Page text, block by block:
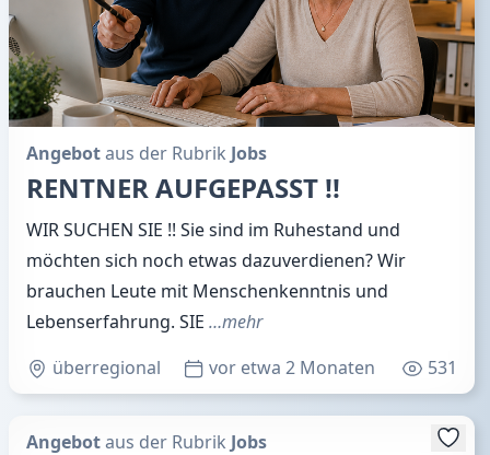
Angebotaus der Rubrik Jobs
RENTNER AUFGEPASST !!
WIR SUCHEN SIE !! Sie sind im Ruhestand und
möchten sich noch etwas dazuverdienen? Wir
brauchen Leute mit Menschenkenntnis und
Lebenserfahrung. SIE …mehr
überregional
vor etwa 2 Monaten 531
Angebotaus der Rubrik Jobs